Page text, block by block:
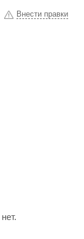
Внести правки